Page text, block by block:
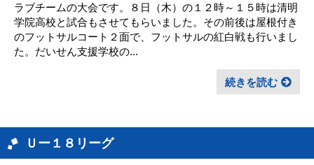
ラブチームの大会です。８日（木）の１２時～１５時は清明
学院高校と試合もさせてもらいました。その前後は屋根付き
のフットサルコート２面で、フットサルの紅白戦も行いまし
た。だいせん支援学校の...
続きを読む
Ｕー１８リーグ